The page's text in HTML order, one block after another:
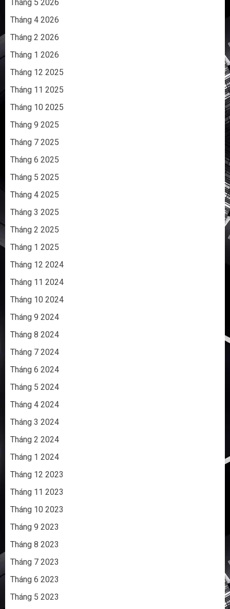
Tháng 5 2026
Tháng 4 2026
Tháng 2 2026
Tháng 1 2026
Tháng 12 2025
Tháng 11 2025
Tháng 10 2025
Tháng 9 2025
Tháng 7 2025
Tháng 6 2025
Tháng 5 2025
Tháng 4 2025
Tháng 3 2025
Tháng 2 2025
Tháng 1 2025
Tháng 12 2024
Tháng 11 2024
Tháng 10 2024
Tháng 9 2024
Tháng 8 2024
Tháng 7 2024
Tháng 6 2024
Tháng 5 2024
Tháng 4 2024
Tháng 3 2024
Tháng 2 2024
Tháng 1 2024
Tháng 12 2023
Tháng 11 2023
Tháng 10 2023
Tháng 9 2023
Tháng 8 2023
Tháng 7 2023
Tháng 6 2023
Tháng 5 2023